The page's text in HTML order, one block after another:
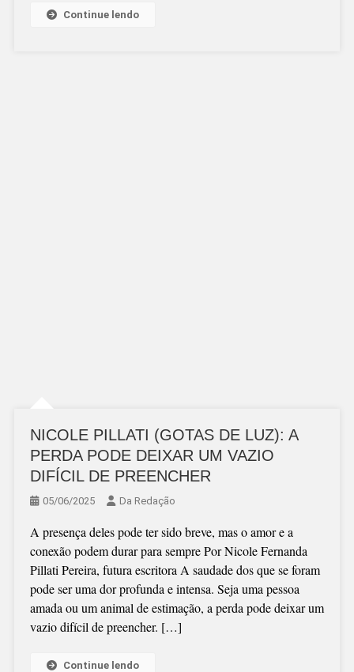
Continue lendo
NICOLE PILLATI (GOTAS DE LUZ): A
PERDA PODE DEIXAR UM VAZIO
DIFÍCIL DE PREENCHER
05/06/2025 Da Redação
A presença deles pode ter sido breve, mas o amor e a
conexão podem durar para sempre Por Nicole Fernanda
Pillati Pereira, futura escritora A saudade dos que se foram
pode ser uma dor profunda e intensa. Seja uma pessoa
amada ou um animal de estimação, a perda pode deixar um
vazio difícil de preencher. […]
Continue lendo